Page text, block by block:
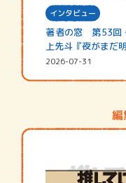
インタビュー
著者の窓 第53回
上先斗『夜がまだ
い』
2026-07-31
編